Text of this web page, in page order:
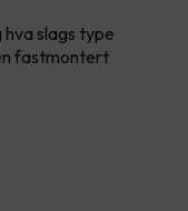
slags type
fastmontert